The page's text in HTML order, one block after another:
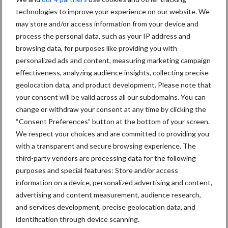
technologies to improve your experience on our website. We
may store and/or access information from your device and
process the personal data, such as your IP address and
browsing data, for purposes like providing you with
personalized ads and content, measuring marketing campaign
effectiveness, analyzing audience insights, collecting precise
geolocation data, and product development. Please note that
your consent will be valid across all our subdomains. You can
change or withdraw your consent at any time by clicking the
“Consent Preferences” button at the bottom of your screen.
We respect your choices and are committed to providing you
with a transparent and secure browsing experience. The
third-party vendors are processing data for the following
purposes and special features: Store and/or access
information on a device, personalized advertising and content,
advertising and content measurement, audience research,
and services development, precise geolocation data, and
identification through device scanning.
een langere levensduur
“Vraag naar praktische
hygieneoplossingen is in
Polen groter dan ooit”
Drie Franse bedrijven over
de grens van 14.000
kilogram melk
Themapagina's